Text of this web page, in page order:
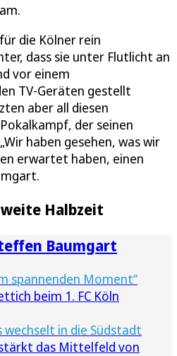
die Kölner rein
dass sie unter Flutlicht an
vor einem
TV-Geräten gestellt
aber all diesen
der seinen
haben gesehen, was wir
erwartet haben, einen
Halbzeit
Baumgart
spannenden Moment“
beim 1. FC Köln
wechselt in die Südstadt
das Mittelfeld von